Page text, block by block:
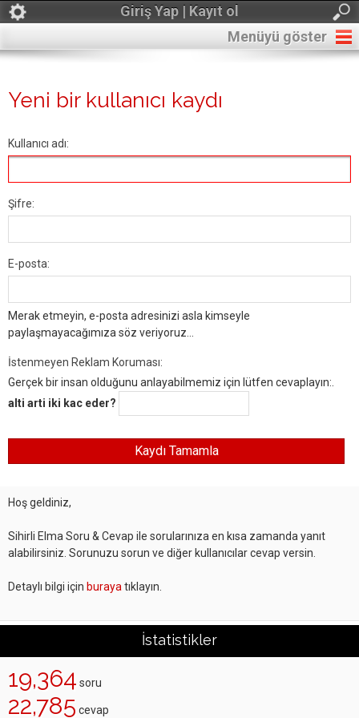
Giriş Yap | Kayıt ol
Menüyü göster
Yeni bir kullanıcı kaydı
Kullanıcı adı:
Şifre:
E-posta:
Merak etmeyin, e-posta adresinizi asla kimseyle
paylaşmayacağımıza söz veriyoruz...
İstenmeyen Reklam Koruması:
Gerçek bir insan olduğunu anlayabilmemiz için lütfen cevaplayın:.
alti arti iki kac eder?
Hoş geldiniz,
Sihirli Elma Soru & Cevap ile sorularınıza en kısa zamanda yanıt
alabilirsiniz. Sorunuzu sorun ve diğer kullanıcılar cevap versin.
Detaylı bilgi için buraya tıklayın.
İstatistikler
19,364 soru
22,785 cevap